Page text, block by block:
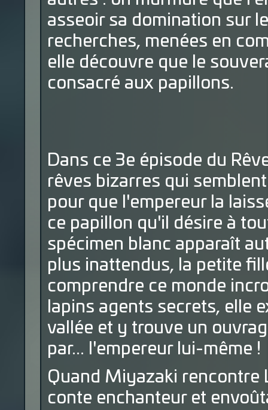
asseoir sa domination sur
recherches, menées en
elle découvre que le
consacré aux papillons.
Dans ce 3e épisode du
rêves bizarres qui
pour que l'empereur la
ce papillon qu'il désire à
spécimen blanc apparaît
plus inattendus, la petite
comprendre ce monde
lapins agents secrets, elle
vallée et y trouve un
par... l'empereur lui-même !
Quand Miyazaki rencontre
conte enchanteur et